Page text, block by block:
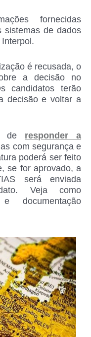
fornecidas
sistemas de dados
é recusada, o
a decisão no
candidatos terão
decisão e voltar a
de responder a
com segurança e
poderá ser feito
se for aprovado, a
será enviada
Veja como
documentação